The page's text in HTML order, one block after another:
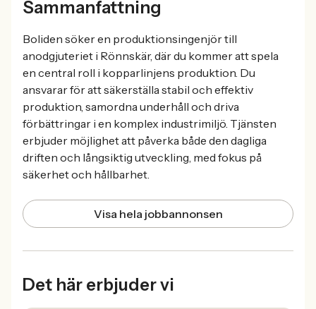
Sammanfattning
Boliden söker en produktionsingenjör till
anodgjuteriet i Rönnskär, där du kommer att spela
en central roll i kopparlinjens produktion. Du
ansvarar för att säkerställa stabil och effektiv
produktion, samordna underhåll och driva
förbättringar i en komplex industrimiljö. Tjänsten
erbjuder möjlighet att påverka både den dagliga
driften och långsiktig utveckling, med fokus på
säkerhet och hållbarhet.
Visa hela jobbannonsen
Det här erbjuder vi